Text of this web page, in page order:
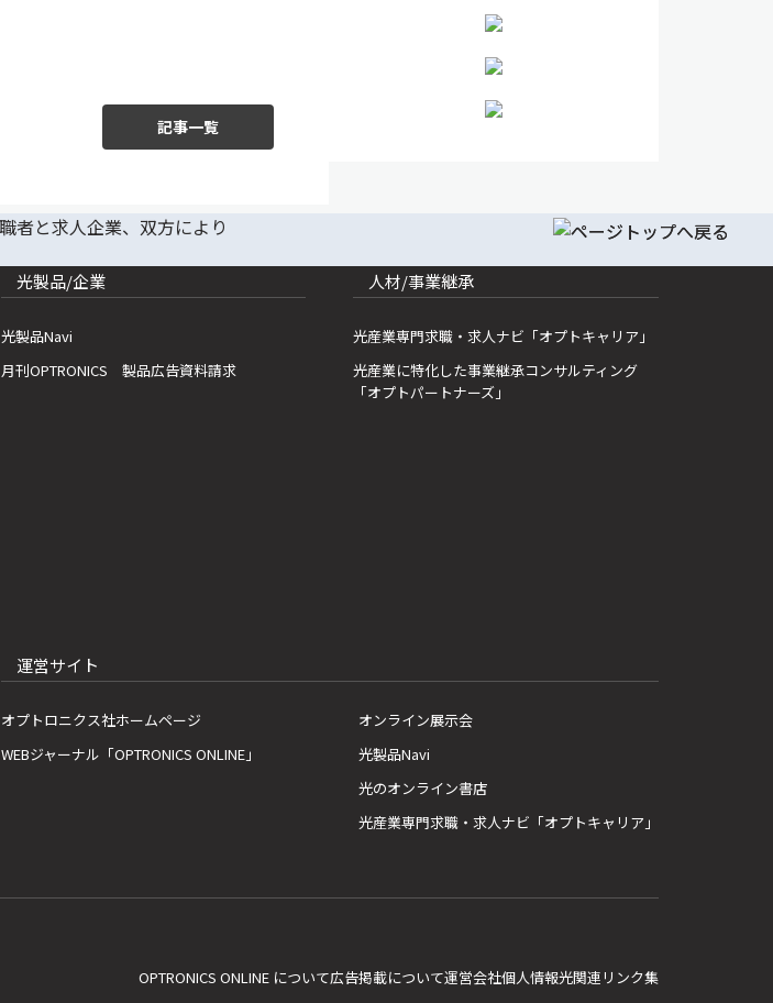
記事一覧
光製品/企業
光製品Navi
月刊OPTRONICS 製品広告資料請求
人材/事業継承
光産業専門求職・求人ナビ「オプトキャリア」
光産業に特化した事業継承コンサルティング
「オプトパートナーズ」
運営サイト
オプトロニクス社ホームページ
WEBジャーナル「OPTRONICS ONLINE」
オンライン展示会
光製品Navi
光のオンライン書店
光産業専門求職・求人ナビ「オプトキャリア」
OPTRONICS ONLINE について広告掲載について運営会社個人情報光関連リンク集